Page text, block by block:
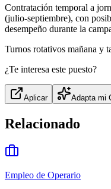
Contratación temporal a
(julio-septiembre), con
desempeño durante la
Turnos rotativos mañana y
¿Te interesa este puesto?
Aplicar Adapta mi
Relacionado
Empleo de Operario